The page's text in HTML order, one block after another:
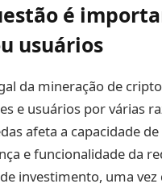
é
usuários
da mineração de
e usuários por várias
afeta a capacidade
e funcionalidade da
investimento, uma